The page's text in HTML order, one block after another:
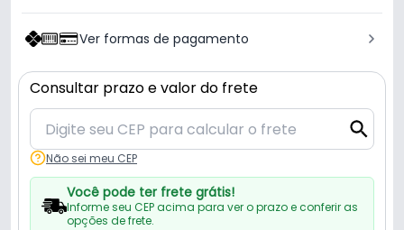
Ver formas de pagamento
Consultar prazo e valor do frete
Não sei meu CEP
Você pode ter frete grátis!
Informe seu CEP acima para ver o prazo e conferir as
opções de frete.